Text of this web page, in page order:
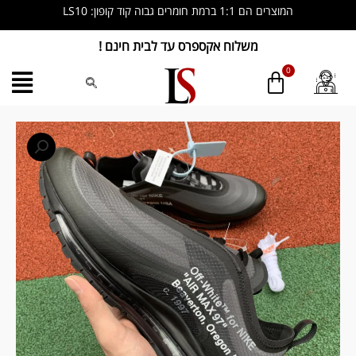
לתוכן
המוצרים הם 1:1 ברמת חומרים גבוה קוד קופון: LS10
משלוח אקספרס עד לבית חינם !
כמות
של
Off-
White
x
Air
Max
97
‘Black’